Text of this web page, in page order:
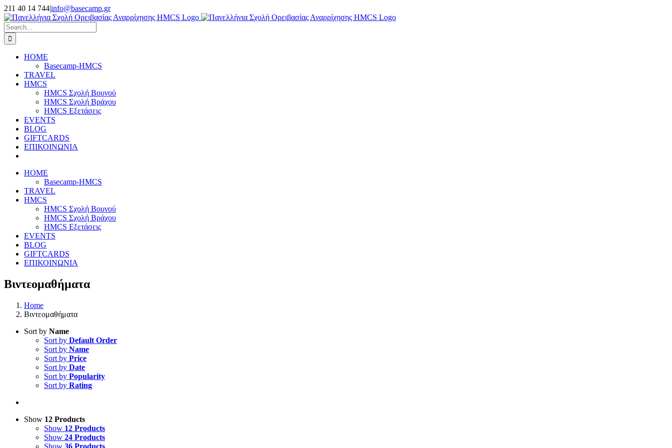
Skip
to
content
211 40 14 744|info@basecamp.gr
Facebook
Instagram
YouTube
Search
for:
HOME
Basecamp-HMCS
TRAVEL
HMCS
HMCS Σχολή Βουνού
HMCS Σχολή Βράχου
HMCS Εξετάσεις
EVENTS
BLOG
GIFTCARDS
ΕΠΙΚΟΙΝΩΝΙΑ
HOME
Basecamp-HMCS
TRAVEL
HMCS
HMCS Σχολή Βουνού
HMCS Σχολή Βράχου
HMCS Εξετάσεις
EVENTS
BLOG
GIFTCARDS
ΕΠΙΚΟΙΝΩΝΙΑ
Βιντεομαθήματα
Home
Βιντεομαθήματα
Sort by Name
Sort by Default Order
Sort by Name
Sort by Price
Sort by Date
Sort by Popularity
Sort by Rating
Show 12 Products
Show 12 Products
Show 24 Products
Show 36 Products